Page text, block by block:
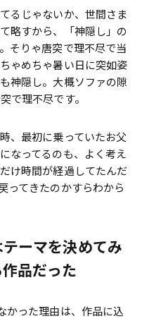
るじゃないか、世間さま
略すから、「神隠し」の
そりゃ唐突で理不尽で当
ゃめちゃ暑い日に突如姿
神隠し。大概ソファの隙
で理不尽です。
、最初に乗っていたお父
なってるのも、よく考え
け時間が経過してたんだ
ってきたのかすらわから
ーマを決めてみ
品だった
かった理由は、作品に込